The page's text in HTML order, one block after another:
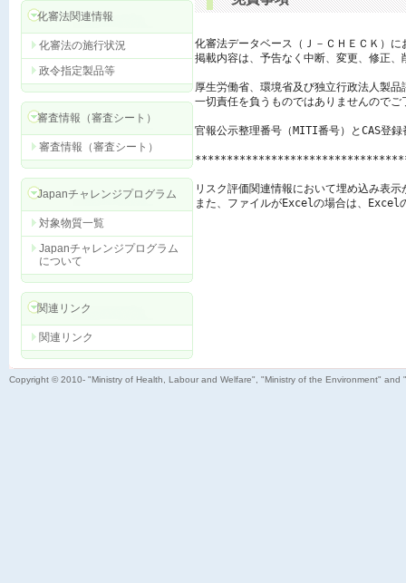
化審法関連情報
化審法の施行状況
政令指定製品等
審査情報（審査シート）
審査情報（審査シート）
Japanチャレンジプログラム
対象物質一覧
Japanチャレンジプログラム
について
関連リンク
関連リンク
化審法データベース（Ｊ－ＣＨＥＣＫ）
掲載内容は、予告なく中断、変更、修正
厚生労働省、環境省及び独立行政法人製
一切責任を負うものではありませんのでご
官報公示整理番号（MITI番号）とCAS登
リスク評価関連情報において埋め込み表
また、ファイルがExcelの場合は、Excel
Copyright © 2010- "Ministry of Health, Labour and Welfare", "Ministry of the Environment"